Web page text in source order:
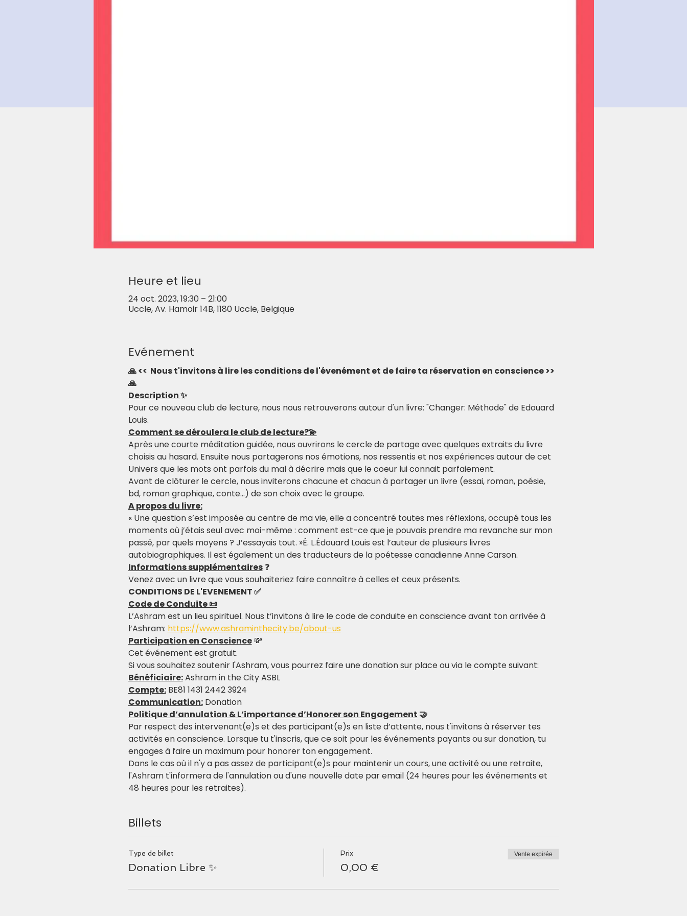
Heure et lieu
24 oct. 2023, 19:30 – 21:00
Uccle, Av. Hamoir 14B, 1180 Uccle, Belgique
Evénement
🙏 <<  Nous t'invitons à lire les conditions de l'évenément et de faire ta réservation en conscience >>
🙏
Description ✨
Pour ce nouveau club de lecture, nous nous retrouverons autour d'un livre: "Changer: Méthode" de Edouard
Louis.
Comment se déroulera le club de lecture?💫
Après une courte méditation guidée, nous ouvrirons le cercle de partage avec quelques extraits du livre
choisis au hasard. Ensuite nous partagerons nos émotions, nos ressentis et nos expériences autour de cet
Univers que les mots ont parfois du mal à décrire mais que le coeur lui connait parfaiement.
Avant de clôturer le cercle, nous inviterons chacune et chacun à partager un livre (essai, roman, poésie,
bd, roman graphique, conte…) de son choix avec le groupe.
A propos du livre:
« Une question s’est imposée au centre de ma vie, elle a concentré toutes mes réflexions, occupé tous les
moments où j’étais seul avec moi-même : comment est-ce que je pouvais prendre ma revanche sur mon
passé, par quels moyens ? J’essayais tout. »É. L.Édouard Louis est l’auteur de plusieurs livres
autobiographiques. Il est également un des traducteurs de la poétesse canadienne Anne Carson.
Informations supplémentaires ❓
Venez avec un livre que vous souhaiteriez faire connaître à celles et ceux présents.
CONDITIONS DE L'EVENEMENT ✅
Code de Conduite 📜
L’Ashram est un lieu spirituel. Nous t’invitons à lire le code de conduite en conscience avant ton arrivée à
l’Ashram: https://www.ashraminthecity.be/about-us
Participation en Conscience 💸
Cet événement est gratuit.
Si vous souhaitez soutenir l'Ashram, vous pourrez faire une donation sur place ou via le compte suivant:
Bénéficiaire: Ashram in the City ASBL
Compte: BE81 1431 2442 3924
Communication: Donation
Politique d’annulation & L’importance d’Honorer son Engagement 🤝
Par respect des intervenant(e)s et des participant(e)s en liste d’attente, nous t'invitons à réserver tes
activités en conscience. Lorsque tu t'inscris, que ce soit pour les événements payants ou sur donation, tu
engages à faire un maximum pour honorer ton engagement.
Dans le cas où il n'y a pas assez de participant(e)s pour maintenir un cours, une activité ou une retraite,
l'Ashram t'informera de l'annulation ou d'une nouvelle date par email (24 heures pour les événements et
48 heures pour les retraites).
Billets
Type de billet
Donation Libre ✨
Prix
0,00 €
Vente expirée